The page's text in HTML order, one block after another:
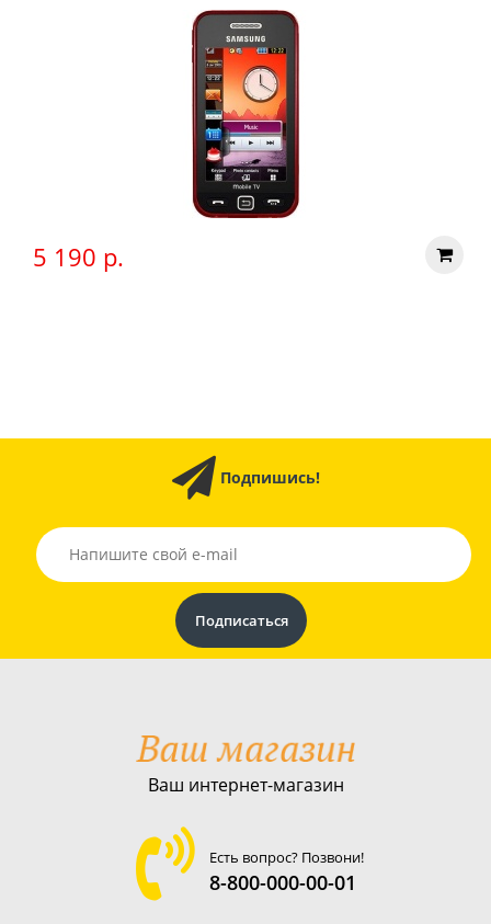
5 190 р.
Подпишись!
Ваш интернет-магазин
Есть вопрос? Позвони!
8-800-000-00-01